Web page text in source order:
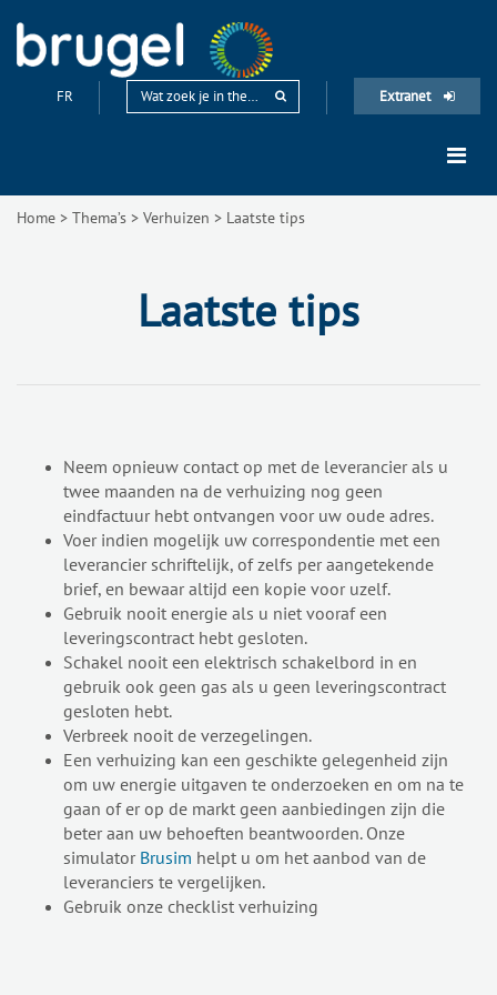
FR Extranet
Home > Thema’s > Verhuizen > Laatste tips
Laatste tips
Neem opnieuw contact op met de leverancier als u
twee maanden na de verhuizing nog geen
eindfactuur hebt ontvangen voor uw oude adres.
Voer indien mogelijk uw correspondentie met een
leverancier schriftelijk, of zelfs per aangetekende
brief, en bewaar altijd een kopie voor uzelf.
Gebruik nooit energie als u niet vooraf een
leveringscontract hebt gesloten.
Schakel nooit een elektrisch schakelbord in en
gebruik ook geen gas als u geen leveringscontract
gesloten hebt.
Verbreek nooit de verzegelingen.
Een verhuizing kan een geschikte gelegenheid zijn
om uw energie uitgaven te onderzoeken en om na te
gaan of er op de markt geen aanbiedingen zijn die
beter aan uw behoeften beantwoorden. Onze
simulator Brusim helpt u om het aanbod van de
leveranciers te vergelijken.
Gebruik onze checklist verhuizing